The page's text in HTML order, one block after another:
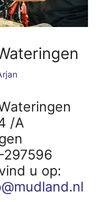
/A
297596
u op: